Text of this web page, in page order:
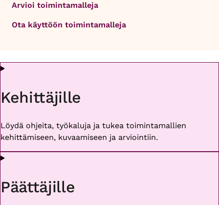
Arvioi toimintamalleja
Ota käyttöön toimintamalleja
Kehittäjille
Löydä ohjeita, työkaluja ja tukea toimintamallien
kehittämiseen, kuvaamiseen ja arviointiin.
Päättäjille